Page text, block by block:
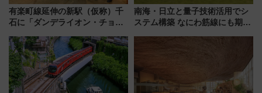
有楽町線延伸の新駅（仮称）千
石に「ダンデライオン・チョコ
1億円出資で挑む新時代のまちづ
くりとは？
南海・日立と量子技術活用でシ
ステム構築 なにわ筋線にも期待